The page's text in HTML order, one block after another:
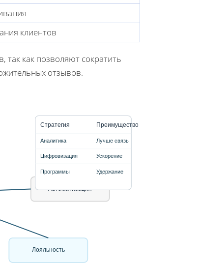
клиентов
как позволяют сократить
отзывов.
Автоматизация
Лояльность
Стратегия Преимущество
Аналитика Лучше связь
Цифровизация Ускорение
Программы Удержание